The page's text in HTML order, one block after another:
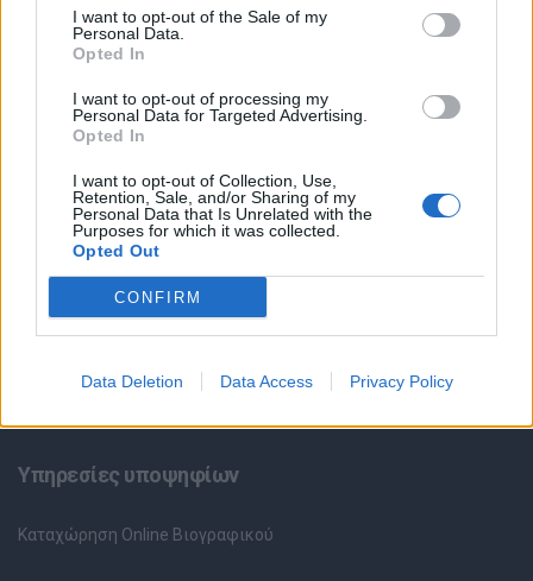
I want to opt-out of the Sale of my
Personal Data.
Opted In
I want to opt-out of processing my
Personal Data for Targeted Advertising.
Opted In
I want to opt-out of Collection, Use,
Retention, Sale, and/or Sharing of my
Personal Data that Is Unrelated with the
Purposes for which it was collected.
Opted Out
CONFIRM
Data Deletion Data Access Privacy Policy
Θέσεις εργασίας
Όλες οι Θέσεις Εργασίας
Θέσεις Εργασίας ανά Ειδικότητα
Υπηρεσίες υποψηφίων
Καταχώρηση Online Βιογραφικού